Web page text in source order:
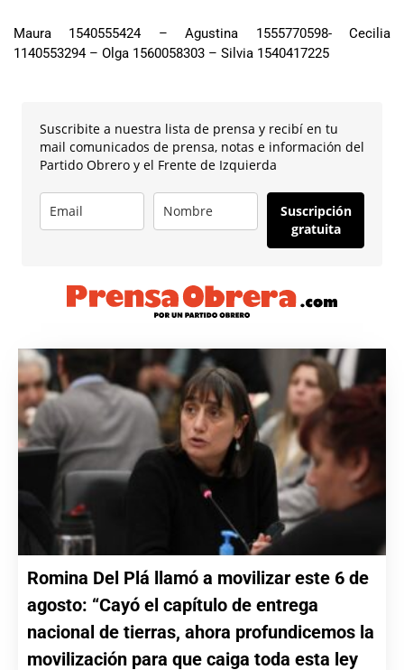
Maura 1540555424 – Agustina 1555770598- Cecilia
1140553294 – Olga 1560058303 – Silvia 1540417225
Suscribite a nuestra lista de prensa y recibí en tu
mail comunicados de prensa, notas e información del
Partido Obrero y el Frente de Izquierda
Suscripción
gratuita
Romina Del Plá llamó a movilizar este 6 de
agosto: “Cayó el capítulo de entrega
nacional de tierras, ahora profundicemos la
movilización para que caiga toda esta ley